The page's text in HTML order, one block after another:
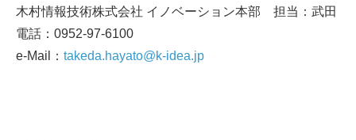
木村情報技術株式会社 イノベーション本部 担当：武田
電話：0952-97-6100
e-Mail： takeda.hayato@k-idea.jp